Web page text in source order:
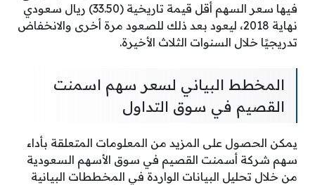
فيها سعر السهم أقل قيمة تاريخية (33.50) ريال سعودي
نهاية 2018، ليعود بعد ذلك للصعود مرة أخرى والانخفاض
تدريجيًا خلال السنوات الثلاث الأخيرة.
المخطط البياني لسعر سهم اسمنت
القصيم في سوق التداول
يمكن الحصول على المزيد من المعلومات المتعلقة بأداء
سهم شركة أسمنت القصيم في سوق الأسهم السعودية
من خلال تحليل البيانات الواردة في المخططات البيانية